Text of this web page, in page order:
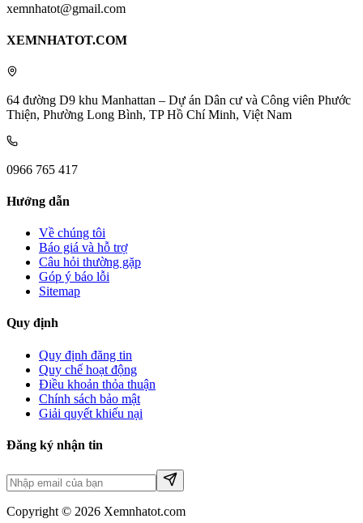
xemnhatot@gmail.com
XEMNHATOT.COM
64 đường D9 khu Manhattan – Dự án Dân cư và Công viên Phước
Thiện, Phường Long Bình, TP Hồ Chí Minh, Việt Nam
0966 765 417
Hướng dẫn
Về chúng tôi
Báo giá và hỗ trợ
Câu hỏi thường gặp
Góp ý báo lỗi
Sitemap
Quy định
Quy định đăng tin
Quy chế hoạt động
Điều khoản thỏa thuận
Chính sách bảo mật
Giải quyết khiếu nại
Đăng ký nhận tin
Copyright © 2026 Xemnhatot.com